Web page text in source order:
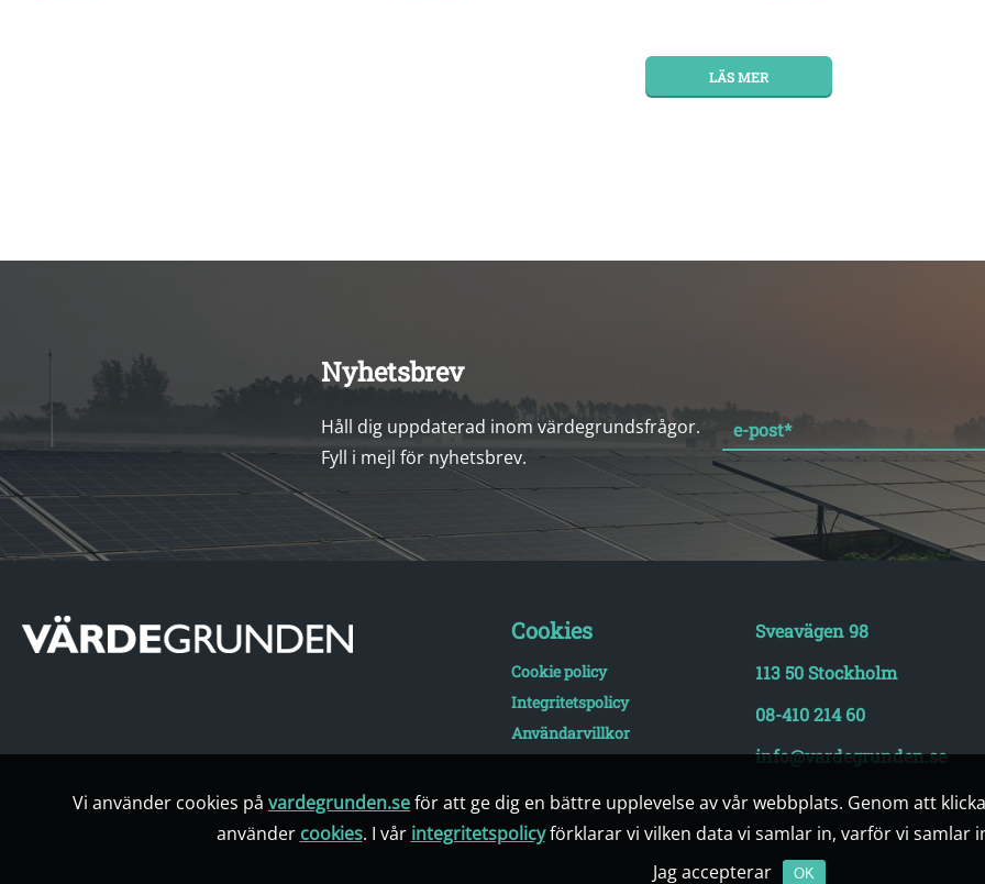
Vi använder cookies på vardegrunden.seför att ge dig en bättre upplevelse av vår webbplats. Genom att
använder cookies. I vår integritetspolicyförklarar vi vilken data vi samlar in, varför vi samlar
Jag accepterar
OK
LÄS MER
Nyhetsbrev
Håll dig uppdaterad inom värdegrundsfrågor.
Fyll i mejl för nyhetsbrev.
e-post*
Cookies
Cookie policy
Integritetspolicy
Användarvillkor
Sveavägen 98
113 50 Stockholm
08-410 214 60
info@vardegrunden.se